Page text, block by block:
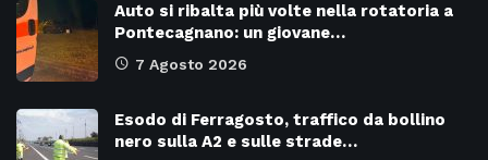
Auto si ribalta più volte nella rotatoria a
Pontecagnano: un giovane…
7 Agosto 2026
Esodo di Ferragosto, traffico da bollino
nero sulla A2 e sulle strade…